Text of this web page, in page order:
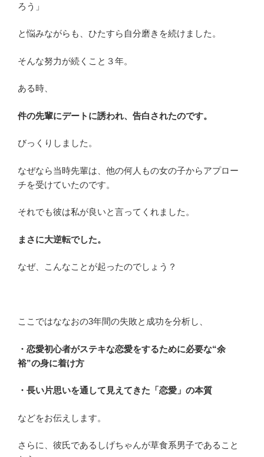
ろう」
と悩みながらも、ひたすら自分磨きを続けました。
そんな努力が続くこと３年。
ある時、
件の先輩にデートに誘われ、告白されたのです。
びっくりしました。
なぜなら当時先輩は、他の何人もの女の子からアプロー
チを受けていたのです。
それでも彼は私が良いと言ってくれました。
まさに大逆転でした。
なぜ、こんなことが起ったのでしょう？
ここではななおの3年間の失敗と成功を分析し、
・恋愛初心者がステキな恋愛をするために必要な“余
裕”の身に着け方
・長い片思いを通して見えてきた「恋愛」の本質
などをお伝えします。
さらに、彼氏であるしげちゃんが草食系男子であること